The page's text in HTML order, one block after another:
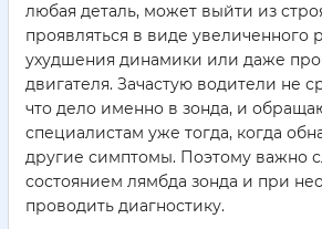
любая деталь, может выйти из
проявляться в виде увеличенного
ухудшения динамики или даже
двигателя. Зачастую водители не
что дело именно в зонда, и
специалистам уже тогда, когда
другие симптомы. Поэтому важно
состоянием лямбда зонда и при
проводить диагностику.